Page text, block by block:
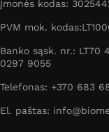
Įmonės kodas:
PVM mok.
Banko sąsk. nr.: LT70
0297 9055
Telefonas: +370 683
El. paštas: